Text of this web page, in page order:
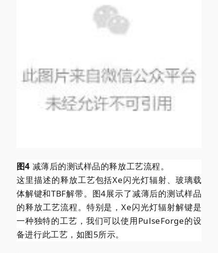
图4 减薄后的测试样品的释放工艺流程。
这里描述的释放工艺包括Xe闪光灯辐射、玻璃载
体解键和TBF解带。图4展示了减薄后的测试样品
的释放工艺流程。特别是，Xe闪光灯辐射解键是
一种独特的工艺，我们可以使用PulseForge的设
备进行此工艺，如图5所示。